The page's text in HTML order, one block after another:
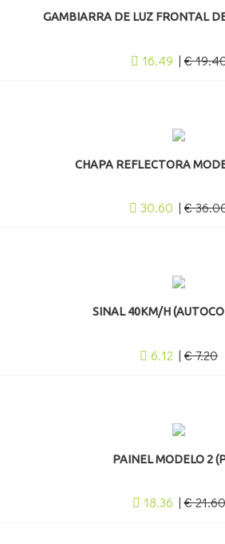
GAMBIARRA DE LUZ FRONTAL
16.49 |€
CHAPA REFLECTORA
30.60 | €
SINAL 40KM/H
6.12 | € 7.20
PAINEL MODELO 2
18.36 |€ 21.60